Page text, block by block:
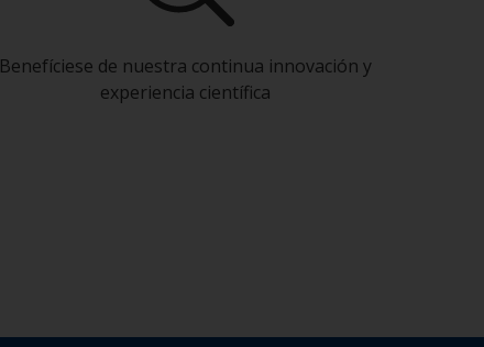
Benefíciese de nuestra continua innovación y
experiencia científica